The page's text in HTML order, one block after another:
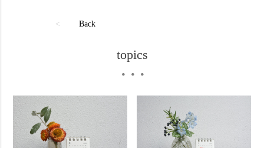
< Back
topics
・・・